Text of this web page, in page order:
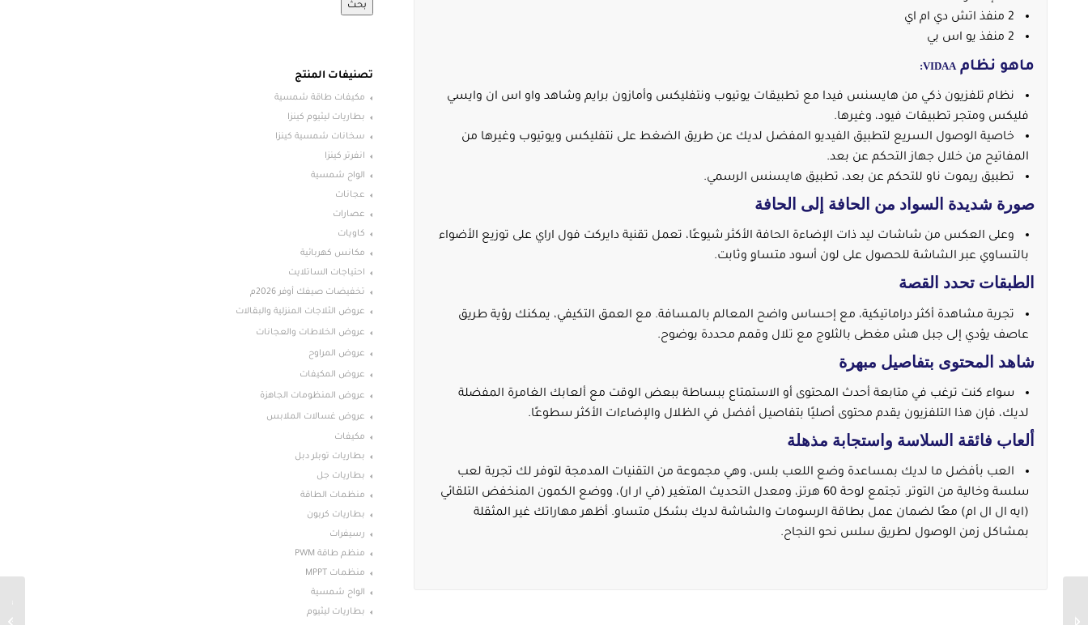
بحث
تصنيفات المنتج
مكيفات طاقة شمسية
بطاريات ليثيوم كينزا
سخانات شمسية كينزا
انفرتر كينزا
الواح شمسية
عجانات
عصارات
كاويات
مكانس كهربائية
احتياجات الساتلايت
تخفيضات صيفك أوفر 2026م
عروض الثلاجات المنزلية والبقالات
عروض الخلاطات والعجانات
عروض المراوح
عروض المكيفات
عروض المنظومات الجاهزة
عروض غسالات الملابس
مكيفات
بطاريات توبلر دبل
بطاريات جل
منظمات الطاقة
بطاريات كربون
رسيفرات
منظم طاقة PWM
منظمات MPPT
الواح شمسية
بطاريات ليثيوم
2 منفذ اتش دي ام اي
2 منفذ يو اس بي
ماهو نظامVIDAA:
نظام تلفزيون ذكي من هايسنس فيدا مع تطبيقات يوتيوب ونتفليكس وأمازون برايم وشاهد واو اس ان وايسي
فليكس ومتجر تطبيقات فيود، وغيرها.
خاصية الوصول السريع لتطبيق الفيديو المفضل لديك عن طريق الضغط على نتفليكس ويوتيوب وغيرها من
المفاتيح من خلال جهاز التحكم عن بعد.
تطبيق ريموت ناو للتحكم عن بعد، تطبيق هايسنس الرسمي.
صورة شديدة السواد من الحافة إلى الحافة
وعلى العكس من شاشات ليد ذات الإضاءة الحافة الأكثر شيوعًا، تعمل تقنية دايركت فول اراي على توزيع الأضواء
بالتساوي عبر الشاشة للحصول على لون أسود متساوٍ وثابت.
الطبقات تحدد القصة
تجربة مشاهدة أكثر دراماتيكية، مع إحساس واضح المعالم بالمسافة. مع العمق التكيفي، يمكنك رؤية طريق
عاصف يؤدي إلى جبل هش مغطى بالثلوج مع تلال وقمم محددة بوضوح.
شاهد المحتوى بتفاصيل مبهرة
سواء كنت ترغب في متابعة أحدث المحتوى أو الاستمتاع ببساطة ببعض الوقت مع ألعابك الغامرة المفضلة
لديك، فإن هذا التلفزيون يقدم محتوى أصليًا بتفاصيل أفضل في الظلال والإضاءات الأكثر سطوعًا.
ألعاب فائقة السلاسة واستجابة مذهلة
العب بأفضل ما لديك بمساعدة وضع اللعب بلس، وهي مجموعة من التقنيات المدمجة لتوفر لك تجربة لعب
سلسة وخالية من التوتر. تجتمع لوحة 60 هرتز، ومعدل التحديث المتغير (في ار ار)، ووضع الكمون المنخفض التلقائي
(ايه ال ال ام) معًا لضمان عمل بطاقة الرسومات والشاشة لديك بشكل متساوٍ. أظهر مهاراتك غير المثقلة
بمشاكل زمن الوصول لطريق سلس نحو النجاح.